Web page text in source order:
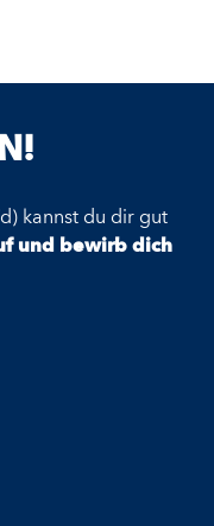
kannst du dir gut
und bewirb dich